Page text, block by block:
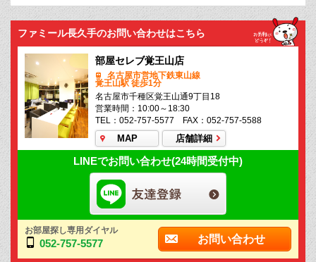
ファミール長久手のお問い合わせはこちら
部屋セレブ覚王山店
名古屋市営地下鉄東山線
覚王山駅 徒歩1分
名古屋市千種区覚王山通9丁目18
営業時間：10:00～18:30
TEL：052-757-5577 FAX：052-757-5588
MAP 店舗詳細
LINEでお問い合わせ(24時間受付中)
お部屋探し専用ダイヤル
052-757-5577 お問い合わせ